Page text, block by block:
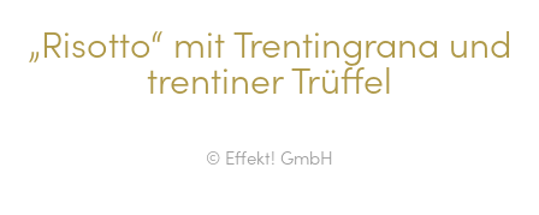
„Risotto“ mit Trentingrana und
trentiner Trüffel
© Effekt! GmbH